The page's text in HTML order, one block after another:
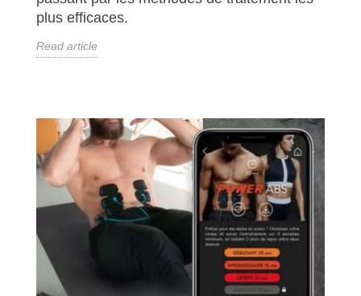
plus efficaces.
Read article